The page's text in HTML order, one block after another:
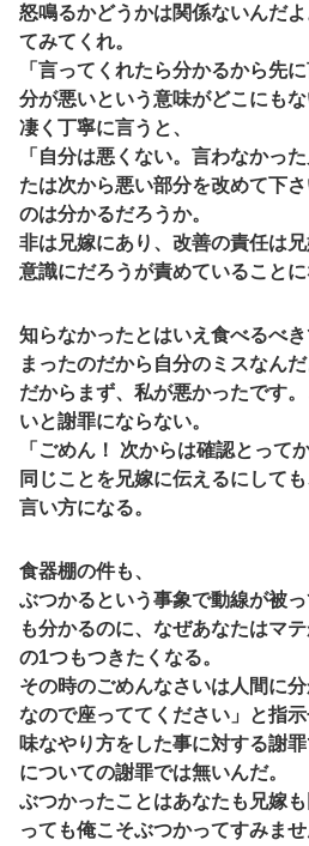
怒鳴るかどうかは関係ないんだ
てみてくれ。
「言ってくれたら分かるから先
分が悪いという意味がどこにもな
凄く丁寧に言うと、
「自分は悪くない。言わなかっ
たは次から悪い部分を改めて下
のは分かるだろうか。
非は兄嫁にあり、改善の責任は
意識にだろうが責めていることに
知らなかったとはいえ食べるべ
まったのだから自分のミスなんだ
だからまず、私が悪かったです
いと謝罪にならない。
「ごめん！ 次からは確認とって
同じことを兄嫁に伝えるにして
言い方になる。
食器棚の件も、
ぶつかるという事象で動線が被
も分かるのに、なぜあなたはマ
の1つもつきたくなる。
その時のごめんなさいは人間に
なので座っててください」と指
味なやり方をした事に対する謝
についての謝罪では無いんだ。
ぶつかったことはあなたも兄嫁
っても俺こそぶつかってすみま